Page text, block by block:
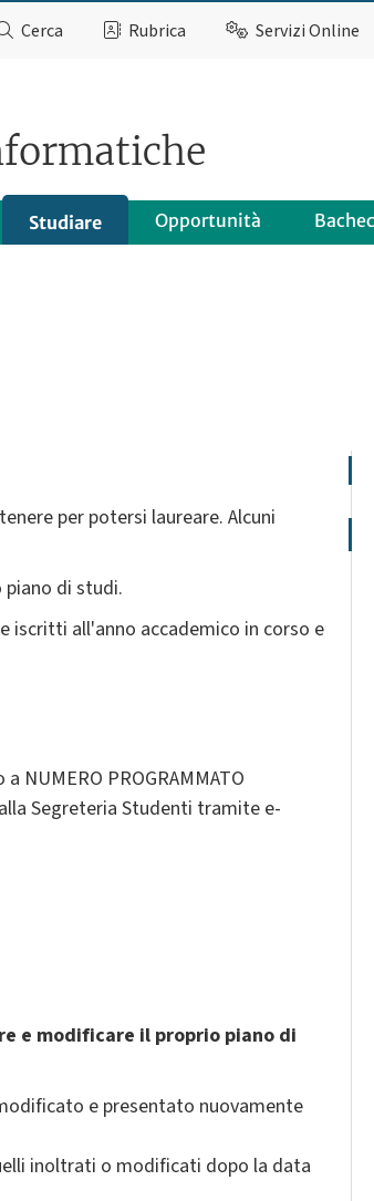
Cerca Rubrica Servizi Online
Studiare Opportunità
per potersi laureare. Alcuni
di studi.
iscritti all'anno accademico in corso e
NUMERO PROGRAMMATO
Segreteria Studenti tramite e-
e modificare il proprio piano di
e presentato nuovamente
inoltrati o modificati dopo la data